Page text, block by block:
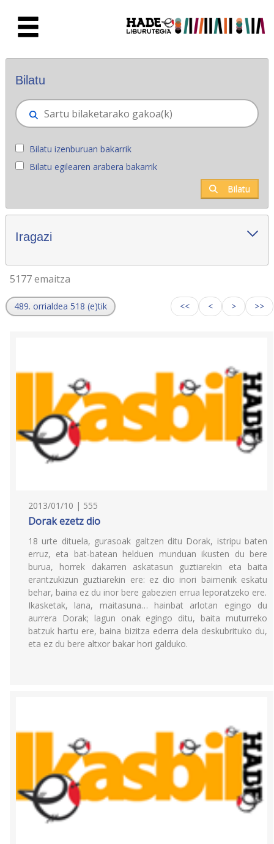
Eskuratu berriak - Liburutegia
Bilatu
Bilatu izenburuan bakarrik
Bilatu egilearen arabera bakarrik
Bilatu
Iragazi
5177 emaitza
489. orrialdea 518 (e)tik << < > >>
2013/01/10 | 555
Dorak ezetz dio
18 urte dituela, gurasoak galtzen ditu Dorak, istripu baten
erruz, eta bat-batean helduen munduan ikusten du bere
burua, horrek dakarren askatasun guztiarekin eta baita
erantzukizun guztiarekin ere: ez dio inori baimenik eskatu
behar, baina ez du inor bere gabezien errua leporatzeko ere.
Ikasketak, lana, maitasuna… hainbat arlotan egingo du
aurrera Dorak; lagun onak egingo ditu, baita muturreko
batzuk hartu ere, baina bizitza ederra dela deskubrituko du,
eta ez du bere altxor bakar hori galduko.